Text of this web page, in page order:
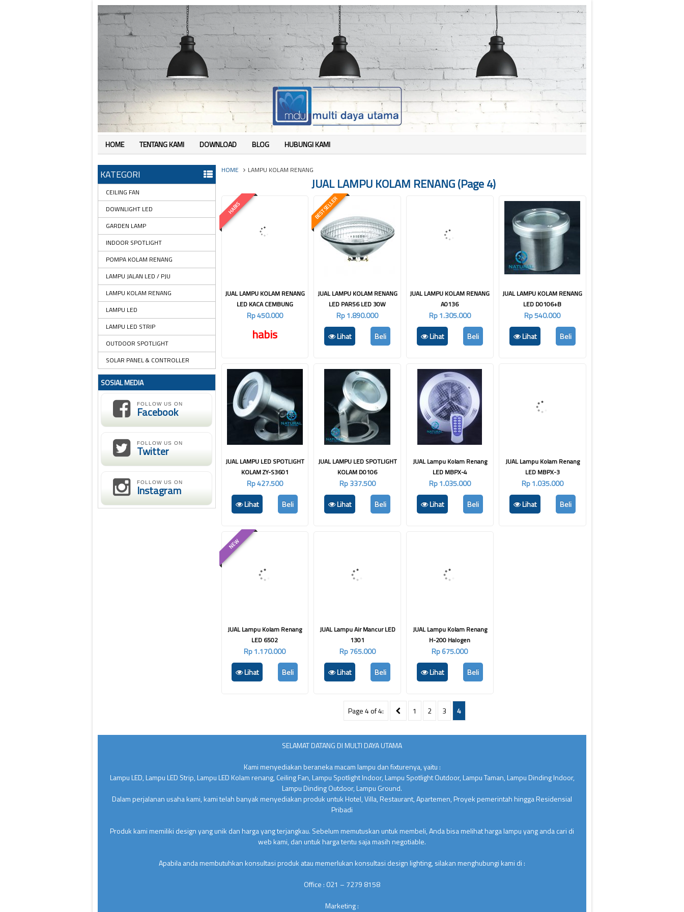
HOME TENTANG KAMI DOWNLOAD BLOG HUBUNGI KAMI
HOME LAMPU KOLAM RENANG
JUAL LAMPU KOLAM RENANG (page 4)
HABIS
JUAL LAMPU KOLAM RENANG
LED KACA CEMBUNG
Rp 450.000
habis
BEST SELLER
JUAL LAMPU KOLAM RENANG
LED PAR56 LED 30W
Rp 1.890.000
Lihat
Beli
JUAL LAMPU KOLAM RENANG
A0136
Rp 1.305.000
Lihat
Beli
JUAL LAMPU KOLAM RENANG
LED D0106+B
Rp 540.000
Lihat
Beli
JUAL LAMPU LED SPOTLIGHT
KOLAM ZY-S3601
Rp 427.500
Lihat
Beli
JUAL LAMPU LED SPOTLIGHT
KOLAM D0106
Rp 337.500
Lihat
Beli
JUAL Lampu Kolam Renang
LED MBPX-4
Rp 1.035.000
Lihat
Beli
JUAL Lampu Kolam Renang
LED MBPX-3
Rp 1.035.000
Lihat
Beli
NEW
JUAL Lampu Kolam Renang
LED 6502
Rp 1.170.000
Lihat
Beli
JUAL Lampu Air Mancur LED
1301
Rp 765.000
Lihat
Beli
JUAL Lampu Kolam Renang
H-200 Halogen
Rp 675.000
Lihat
Beli
Page 4 of 4: 1 2 3 4
KATEGORI
CEILING FAN
DOWNLIGHT LED
GARDEN LAMP
INDOOR SPOTLIGHT
POMPA KOLAM RENANG
LAMPU JALAN LED / PJU
LAMPU KOLAM RENANG
LAMPU LED
LAMPU LED STRIP
OUTDOOR SPOTLIGHT
SOLAR PANEL & CONTROLLER
SOSIAL MEDIA
FOLLOW US ON
Facebook
FOLLOW US ON
Twitter
FOLLOW US ON
Instagram
SELAMAT DATANG DI MULTI DAYA UTAMA
Kami menyediakan beraneka macam lampu dan fixturenya, yaitu :
Lampu LED, Lampu LED Strip, Lampu LED Kolam renang, Ceiling Fan, Lampu Spotlight Indoor, Lampu Spotlight Outdoor, Lampu Taman, Lampu Dinding Indoor,
Lampu Dinding Outdoor, Lampu Ground.
Dalam perjalanan usaha kami, kami telah banyak menyediakan produk untuk Hotel, Villa, Restaurant, Apartemen, Proyek pemerintah hingga Residensial
Pribadi
Produk kami memiliki design yang unik dan harga yang terjangkau. Sebelum memutuskan untuk membeli, Anda bisa melihat harga lampu yang anda cari di
web kami, dan untuk harga tentu saja masih negotiable.
Apabila anda membutuhkan konsultasi produk atau memerlukan konsultasi design lighting, silakan menghubungi kami di :
Office : 021 – 7279 8158
Marketing :